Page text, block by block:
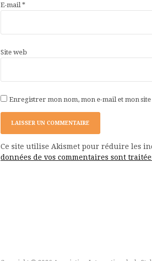
E-mail*
Site web
Enregistrer mon nom, mon e-mail et mon
Ce site utilise Akismet pour réduire les
données de vos commentaires sont